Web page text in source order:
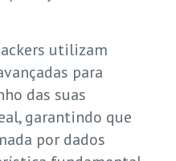
utilizam
para
das suas
garantindo que
por dados